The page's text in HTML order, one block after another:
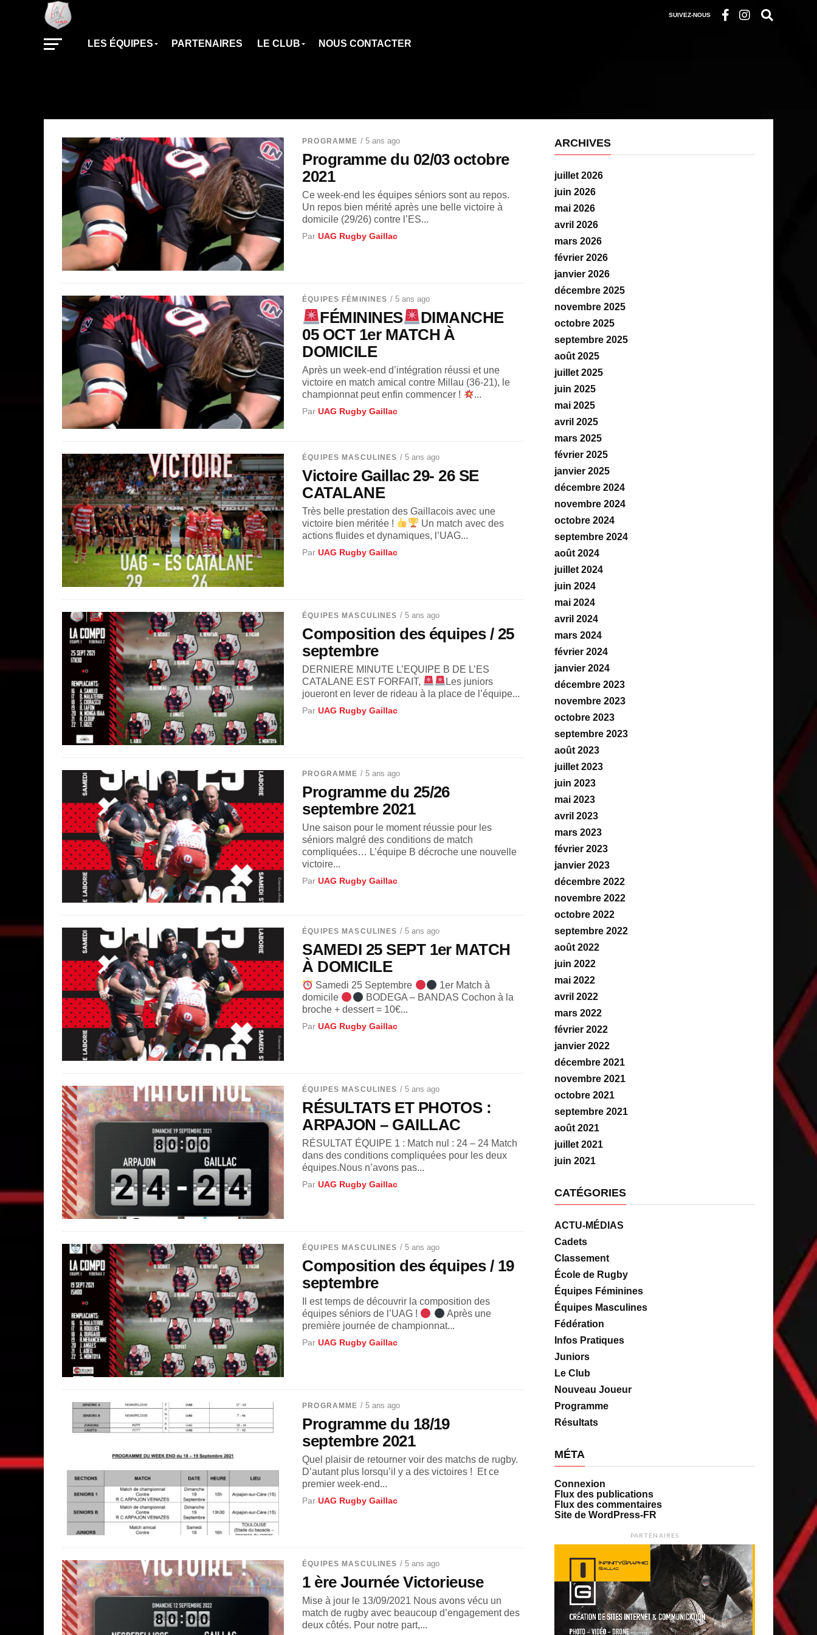
SUIVEZ-NOUS
LES ÉQUIPES PARTENAIRES LE CLUB NOUS CONTACTER
PROGRAMME / 5 ans ago
Programme du 02/03 octobre
2021
Ce week-end les équipes séniors sont au repos.
Un repos bien mérité après une belle victoire à
domicile (29/26) contre l’ES...
ParUAG Rugby Gaillac
ÉQUIPES FÉMININES / 5 ans ago
FÉMININES
DIMANCHE
05 OCT 1er MATCH À
DOMICILE
Après un week-end d’intégration réussi et une
victoire en match amical contre Millau (36-21), le
championnat peut enfin commencer !
...
ParUAG Rugby Gaillac
ÉQUIPES MASCULINES / 5 ans ago
Victoire Gaillac 29- 26 SE
CATALANE
Très belle prestation des Gaillacois avec une
victoire bien méritée !
Un match avec des
actions fluides et dynamiques, l’UAG...
ParUAG Rugby Gaillac
ÉQUIPES MASCULINES / 5 ans ago
Composition des équipes / 25
septembre
DERNIERE MINUTE L’EQUIPE B DE L’ES
CATALANE EST FORFAIT,
Les juniors
joueront en lever de rideau à la place de l’équipe...
ParUAG Rugby Gaillac
PROGRAMME / 5 ans ago
Programme du 25/26
septembre 2021
Une saison pour le moment réussie pour les
séniors malgré des conditions de match
compliquées… L’équipe B décroche une nouvelle
victoire...
ParUAG Rugby Gaillac
ÉQUIPES MASCULINES / 5 ans ago
SAMEDI 25 SEPT 1er MATCH
À DOMICILE
Samedi 25 Septembre
1er Match à
domicile
BODEGA – BANDAS Cochon à la
broche + dessert = 10€...
ParUAG Rugby Gaillac
ÉQUIPES MASCULINES / 5 ans ago
RÉSULTATS ET PHOTOS :
ARPAJON – GAILLAC
RÉSULTAT ÉQUIPE 1 : Match nul : 24 – 24 Match
dans des conditions compliquées pour les deux
équipes.Nous n’avons pas...
ParUAG Rugby Gaillac
ÉQUIPES MASCULINES / 5 ans ago
Composition des équipes / 19
septembre
Il est temps de découvrir la composition des
équipes séniors de l’UAG !
Après une
première journée de championnat...
ParUAG Rugby Gaillac
PROGRAMME / 5 ans ago
Programme du 18/19
septembre 2021
Quel plaisir de retourner voir des matchs de rugby.
D’autant plus lorsqu’il y a des victoires ! Et ce
premier week-end...
ParUAG Rugby Gaillac
ÉQUIPES MASCULINES / 5 ans ago
1 ère Journée Victorieuse
Mise à jour le 13/09/2021 Nous avons vécu un
match de rugby avec beaucoup d’engagement des
deux côtés. Pour notre part,...
ARCHIVES
juillet 2026
juin 2026
mai 2026
avril 2026
mars 2026
février 2026
janvier 2026
décembre 2025
novembre 2025
octobre 2025
septembre 2025
août 2025
juillet 2025
juin 2025
mai 2025
avril 2025
mars 2025
février 2025
janvier 2025
décembre 2024
novembre 2024
octobre 2024
septembre 2024
août 2024
juillet 2024
juin 2024
mai 2024
avril 2024
mars 2024
février 2024
janvier 2024
décembre 2023
novembre 2023
octobre 2023
septembre 2023
août 2023
juillet 2023
juin 2023
mai 2023
avril 2023
mars 2023
février 2023
janvier 2023
décembre 2022
novembre 2022
octobre 2022
septembre 2022
août 2022
juin 2022
mai 2022
avril 2022
mars 2022
février 2022
janvier 2022
décembre 2021
novembre 2021
octobre 2021
septembre 2021
août 2021
juillet 2021
juin 2021
CATÉGORIES
ACTU-MÉDIAS
Cadets
Classement
École de Rugby
Équipes Féminines
Équipes Masculines
Fédération
Infos Pratiques
Juniors
Le Club
Nouveau Joueur
Programme
Résultats
MÉTA
Connexion
Flux des publications
Flux des commentaires
Site de WordPress-FR
PARTENAIRES